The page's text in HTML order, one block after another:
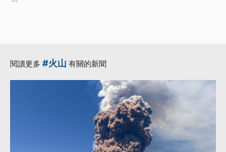
閱讀更多 #火山 有關的新聞